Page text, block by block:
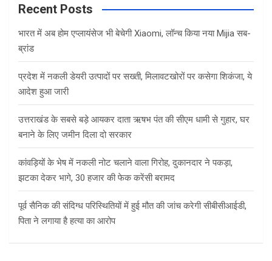
c
Recent Posts
भारत में अब होम एप्लायंसेज भी बेचेगी Xiaomi, लॉन्च किया नया Mijia सब-
ब्रांड
प्रदेश में नकली डेयरी उत्पादों पर सख्ती, मिलावटखोरों पर कसेगा शिकंजा, ये
आदेश हुआ जारी
उत्तराखंड के सबसे बड़े आयकर दाता ऋषभ पंत की सीएम धामी से गुहार, घर
बनाने के लिए जमीन दिला दो सरकार
कांवड़ियों के भेष में नकली नोट चलाने वाला गिरोह, दुकानदार ने पकड़ा,
झटका देकर भागे, 30 हजार की फेक करेंसी बरामद
पूर्व सैनिक की संदिग्ध परिस्थितियों में हुई मौत की जांच करेगी सीबीसीआईडी,
पिता ने लगाया है हत्या का आरोप